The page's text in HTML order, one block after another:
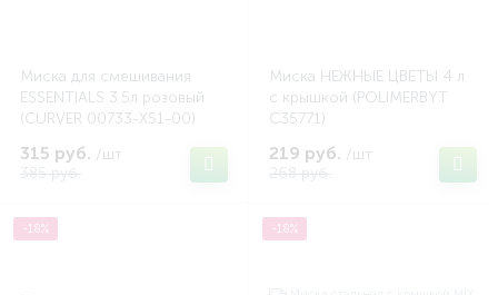
Миска для смешивания
ESSENTIALS 3.5л розовый
(CURVER 00733-X51-00)
315 руб. /шт
385 руб.
Миска НЕЖНЫЕ ЦВЕТЫ 4 л
с крышкой (POLIMERBYT
C35771)
219 руб. /шт
268 руб.
-18% -18%